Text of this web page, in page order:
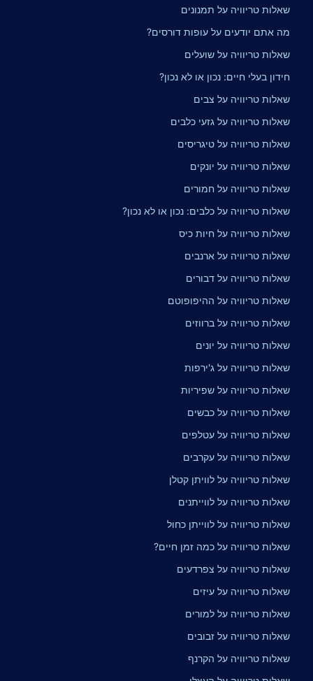
שאלות טריוויה על תמנונים
מה אתם יודעים על עופות דורסים?
שאלות טריוויה על שועלים
חידון בעלי חיים: נכון או לא נכון?
שאלות טריוויה על צבים
שאלות טריוויה על גזעי כלבים
שאלות טריוויה על טיגריסים
שאלות טריוויה על יונקים
שאלות טריוויה על חמורים
שאלות טריוויה על כלבים: נכון או לא נכון?
שאלות טריוויה על חיות כיס
שאלות טריוויה על ארנבים
שאלות טריוויה על דבורים
שאלות טריוויה על ההיפופוטם
שאלות טריוויה על ברווזים
שאלות טריוויה על יונים
שאלות טריוויה על ג'ירפות
שאלות טריוויה על שפיריות
שאלות טריוויה על כבשים
שאלות טריוויה על עטלפים
שאלות טריוויה על עקרבים
שאלות טריוויה על לוויתן קטלן
שאלות טריוויה על לווייתנים
שאלות טריוויה על לווייתן כחול
שאלות טריוויה על כמה זמן חיים?
שאלות טריוויה על צפרדעים
שאלות טריוויה על עיזים
שאלות טריוויה על למורים
שאלות טריוויה על זבובים
שאלות טריוויה על הקרנף